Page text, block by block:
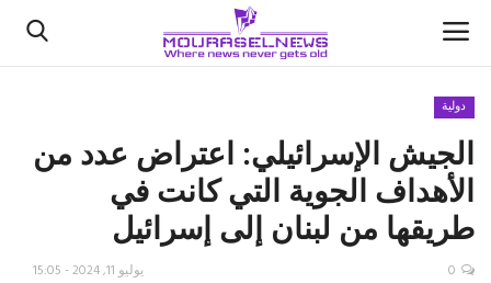
الأخبار
كتّابنا
السعودية
دولية
‏الجيش الإسرائيلي: اعتراض عدد من
الأهداف الجوية التي كانت في
طريقها من ‎لبنان إلى ‎إسرائيل
يوليو 11, 2024 - 15:05 0